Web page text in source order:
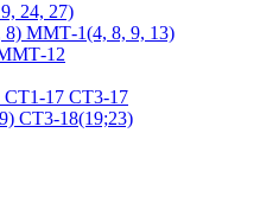
24, 27)
8) ММТ-1(4, 8, 9, 13)
ММТ-12
СТ1-17 СТ3-17
СТ3-18(19;23)